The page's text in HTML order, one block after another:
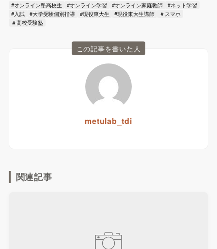
#オンライン塾高校生 #オンライン学習 #オンライン家庭教師
#ネット学習
#入試
#大学受験個別指導 #現役東大生 #現役東大生講師
＃スマホ
＃高校受験塾
この記事を書いた人
metulab_tdi
関連記事